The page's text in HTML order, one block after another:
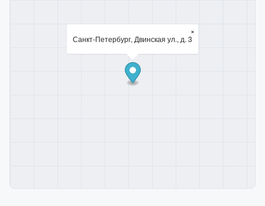
Санкт-Петербург, Двинская ул., д. 3
×